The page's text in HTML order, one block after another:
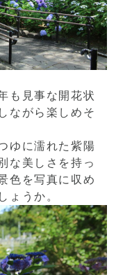
も見事な開花状
ながら楽しめそ
ゆに濡れた紫陽
な美しさを持っ
色を写真に収め
ょうか。